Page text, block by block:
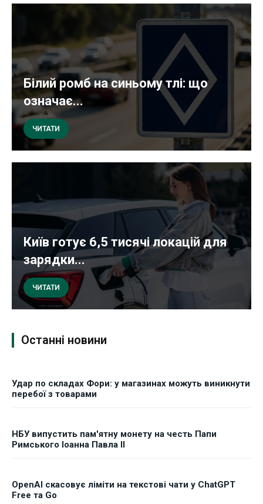
Білий ромб на синьому тлі: що
означає...
ЧИТАТИ
Київ готує 6,5 тисячі локацій для
зарядки...
ЧИТАТИ
Останні новини
Удар по складах Фори: у магазинах можуть виникнути
перебої з товарами
НБУ випустить пам'ятну монету на честь Папи
Римського Іоанна Павла II
OpenAI скасовує ліміти на текстові чати у ChatGPT
Free та Go